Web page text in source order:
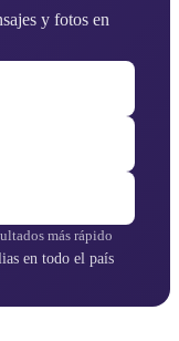
y fotos en
más rápido
en todo el país